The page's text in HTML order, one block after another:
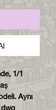
Fiyat
1/1
Aynı
dwg